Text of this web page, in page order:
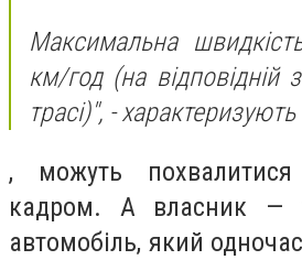
Максимальна
км/год (на відповідній
трасі)", -
, можуть похвалитися
кадром. А власник —
автомобіль, який